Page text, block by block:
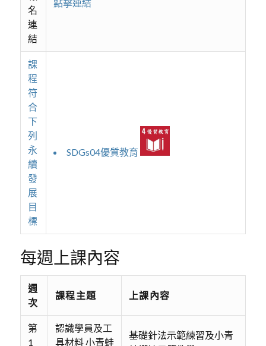
名
連
結
點擊連結
課
程
符
合
下
列
永
續
發
展
目
標
SDGs04優質教育
每週上課內容
週
次
課程主題 上課內容
第
1
認識學員及工
具材料 小青蛙
基礎針法示範練習及小青